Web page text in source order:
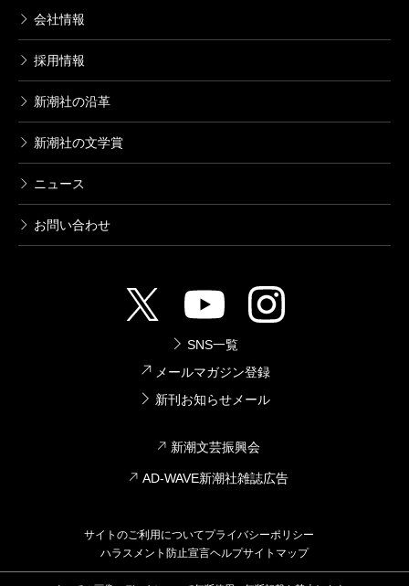
会社情報
採用情報
新潮社の沿革
新潮社の文学賞
ニュース
お問い合わせ
SNS一覧
メールマガジン登録
新刊お知らせメール
新潮文芸振興会
AD-WAVE新潮社雑誌広告
サイトのご利用についてプライバシーポリシー
ハラスメント防止宣言ヘルプサイトマップ